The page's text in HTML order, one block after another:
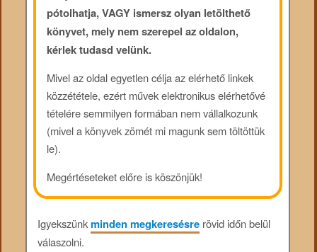
pótolhatja, VAGY ismersz olyan letölthető
könyvet, mely nem szerepel az oldalon,
kérlek tudasd velünk.
Mivel az oldal egyetlen célja az elérhető linkek
közzététele, ezért művek elektronikus elérhetővé
tételére semmilyen formában nem vállalkozunk
(mivel a könyvek zömét mi magunk sem töltöttük
le).
Megértéseteket előre is köszönjük!
Igyekszünkminden megkeresésrerövid időn belül
válaszolni.